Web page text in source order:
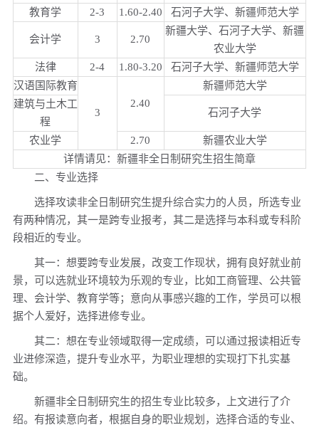
教育学
2-3 1.60-2.40 石河子大学、新疆师范大学
会计学 3 2.70
新疆大学、石河子大学、新疆
农业大学
法律
2-4 1.80-3.20
石河子大学、新疆师范大学
汉语国际教育
3
2.40
新疆师范大学
建筑与土木工
程
石河子大学
农业学 2.70
新疆农业大学
详情请见：新疆非全日制研究生招生简章
二、专业选择
选择攻读非全日制研究生提升综合实力的人员，所选专业
有两种情况，其一是跨专业报考，其二是选择与本科或专科阶
段相近的专业。
其一：想要跨专业发展，改变工作现状，拥有良好就业前
景，可以选就业环境较为乐观的专业，比如工商管理、公共管
理、会计学、教育学等；意向从事感兴趣的工作，学员可以根
据个人爱好，选择进修专业。
其二：想在专业领域取得一定成绩，可以通过报读相近专
业进修深造，提升专业水平，为职业理想的实现打下扎实基
础。
新疆非全日制研究生的招生专业比较多，上文进行了介
绍。有报读意向者，根据自身的职业规划，选择合适的专业、